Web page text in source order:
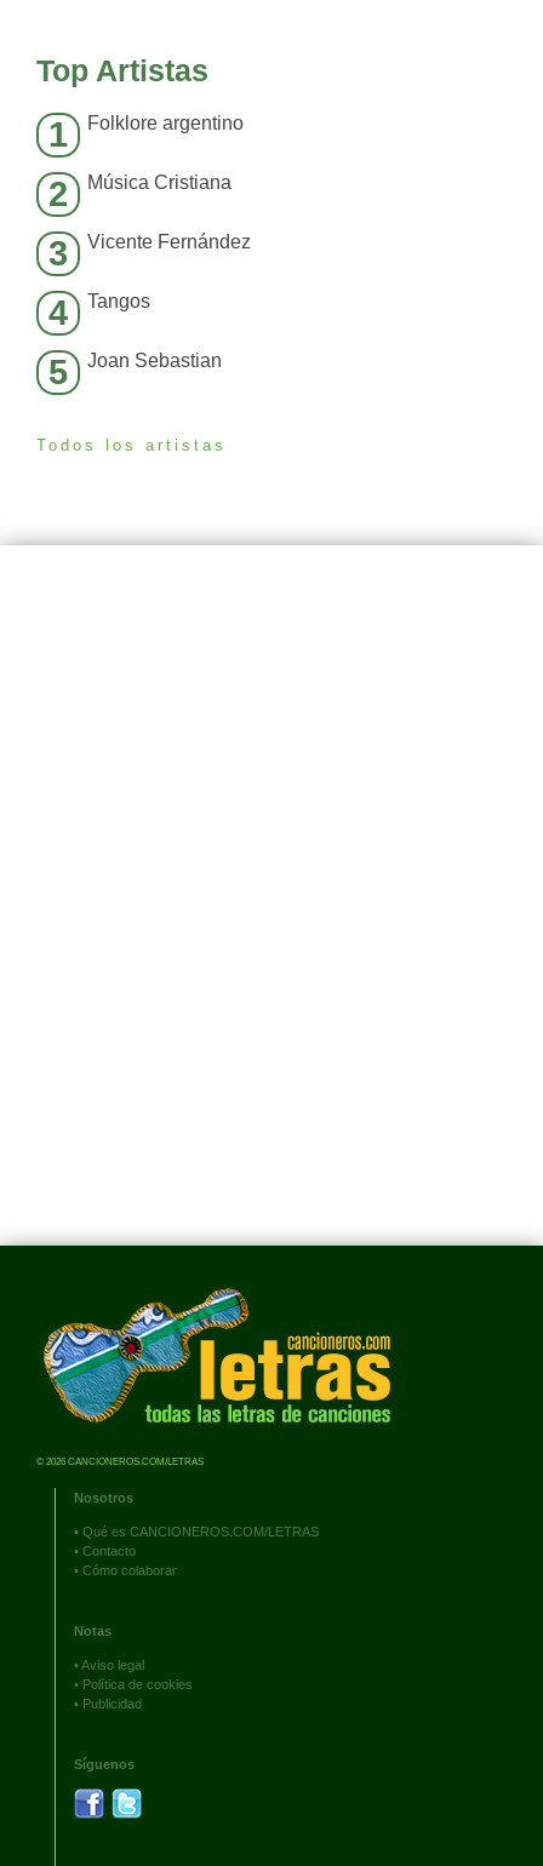
Top Artistas
1 Folklore argentino
2 Música Cristiana
3 Vicente Fernández
4 Tangos
5 Joan Sebastian
Todos los artistas
© 2026 CANCIONEROS.COM/LETRAS
Nosotros
• Qué es CANCIONEROS.COM/LETRAS
• Contacto
• Cómo colaborar
Notas
•Aviso legal
• Política de cookies
• Publicidad
Síguenos